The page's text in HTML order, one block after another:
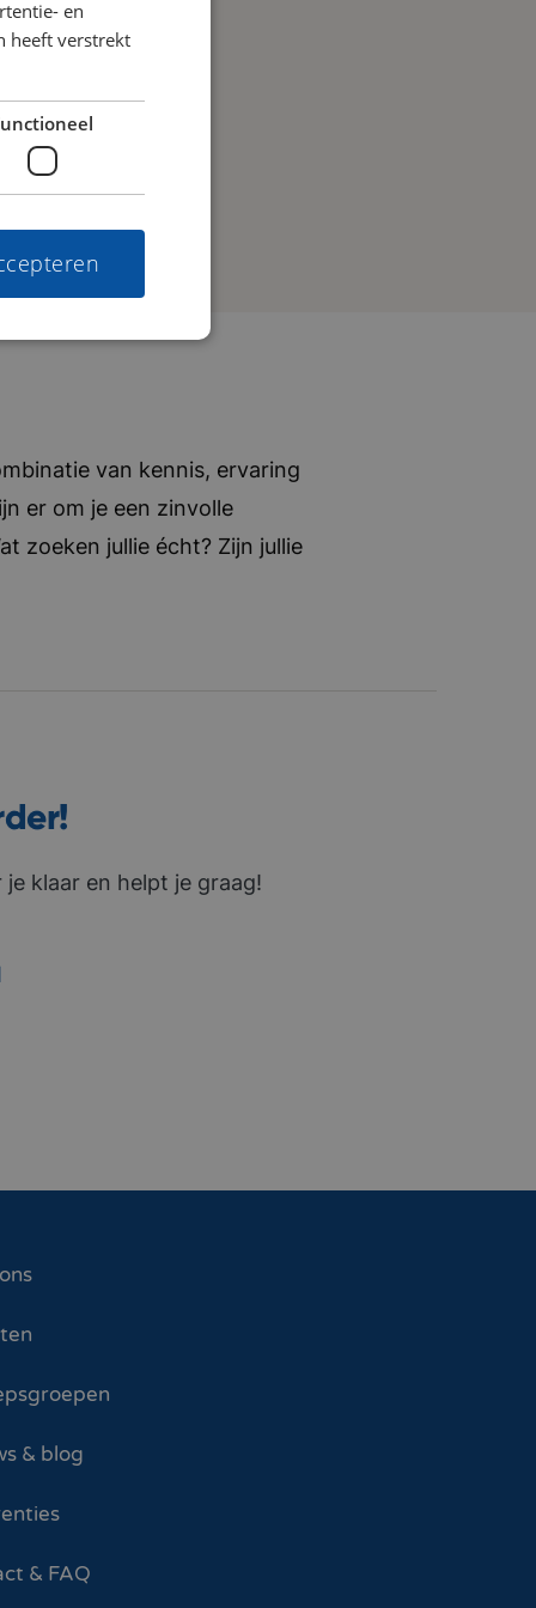
van kennis, ervaring
er om je een zinvolle
zoeken jullie écht? Zijn jullie
klaar en helpt je graag!
& blog
& FAQ
en
heeft verstrekt